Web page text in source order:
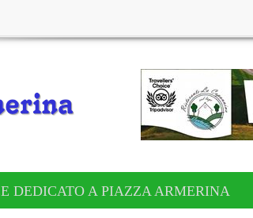
DEDICATO A PIAZZA ARMERINA